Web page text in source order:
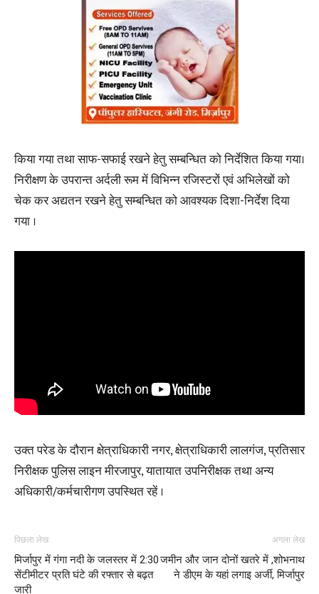
किया गया तथा साफ-सफाई रखने हेतु सम्बन्धित को निर्देशित किया गया।
निरीक्षण के उपरान्त अर्दली रूम में विभिन्न रजिस्टरों एवं अभिलेखों को
चेक कर अद्यतन रखने हेतु सम्बन्धित को आवश्यक दिशा-निर्देश दिया
गया ।
उक्त परेड के दौरान क्षेत्राधिकारी नगर, क्षेत्राधिकारी लालगंज, प्रतिसार
निरीक्षक पुलिस लाइन मीरजापुर, यातायात उपनिरीक्षक तथा अन्य
अधिकारी/कर्मचारीगण उपस्थित रहें ।
पिछला लेख
मिर्जापुर में गंगा नदी के जलस्तर में 2:30
सेंटीमीटर प्रति घंटे की रफ्तार से बढ़त
जारी
अगला लेख
जमीन और जान दोनों खतरे में ,शोभनाथ
ने डीएम के यहां लगाइ अर्जी, मिर्जापुर